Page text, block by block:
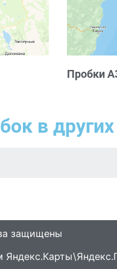
Пробки
в
защищены